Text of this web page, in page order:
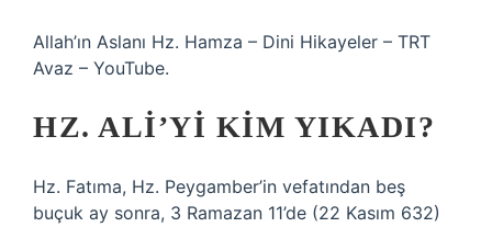
Allah’ın Aslanı Hz. Hamza – Dini Hikayeler – TRT
Avaz – YouTube.
HZ. ALI’YI KIM YIKADI?
Hz. Fatıma, Hz. Peygamber’in vefatından beş
buçuk ay sonra, 3 Ramazan 11’de (22 Kasım 632)